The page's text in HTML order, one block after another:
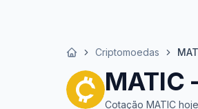
Início Criptomoedas
Cotação MATIC